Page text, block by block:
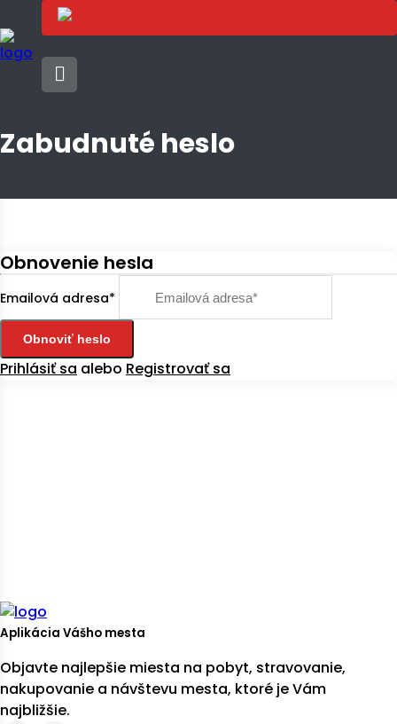
Zabudnuté heslo
Obnovenie hesla
Emailová adresa*
Obnoviť heslo
Prihlásiť sa alebo Registrovať sa
Aplikácia Vášho mesta
Objavte najlepšie miesta na pobyt, stravovanie,
nakupovanie a návštevu mesta, ktoré je Vám
najbližšie.